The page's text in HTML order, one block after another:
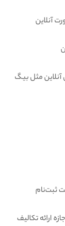
آنلاین
مثل بیگ
ثبت‌نام
ارائه تکالیف